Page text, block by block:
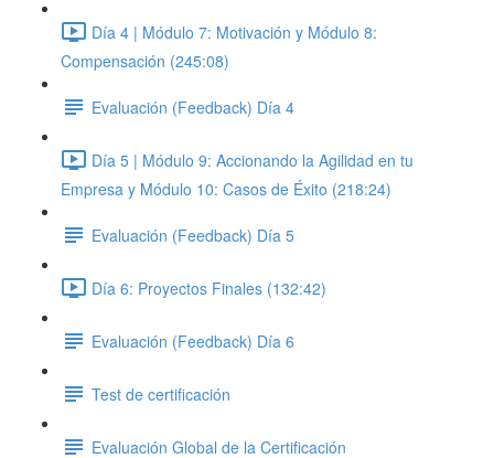
Día 4 | Módulo 7: Motivación y Módulo 8:
Compensación (245:08)
Evaluación (Feedback) Día 4
Día 5 | Módulo 9: Accionando la Agilidad en tu
Empresa y Módulo 10: Casos de Éxito (218:24)
Evaluación (Feedback) Día 5
Día 6: Proyectos Finales (132:42)
Evaluación (Feedback) Día 6
Test de certificación
Evaluación Global de la Certificación